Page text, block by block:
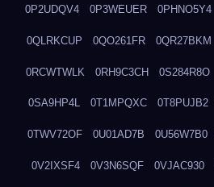
0P2UDQV4 0P3WEUER 0PHNO5Y4
0QLRKCUP 0QO261FR 0QR27BKM
0RCWTWLK 0RH9C3CH 0S284R8O
0SA9HP4L 0T1MPQXC 0T8PUJB2
0TWV72OF 0U01AD7B 0U56W7B0
0V2IXSF4 0V3N6SQF 0VJAC930